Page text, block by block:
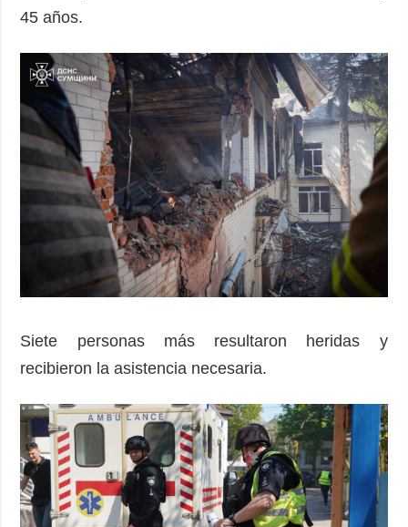
45 años.
Siete personas más resultaron heridas y
recibieron la asistencia necesaria.